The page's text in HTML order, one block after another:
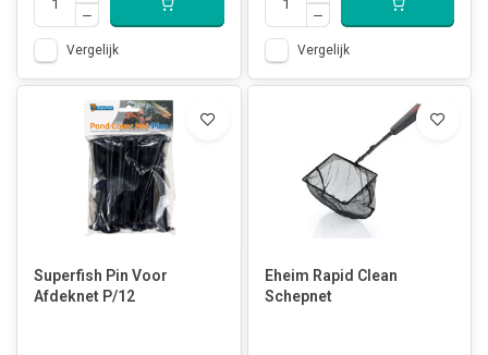
Vergelijk Vergelijk
Superfish Pin Voor
Afdeknet P/12
Eheim Rapid Clean
Schepnet